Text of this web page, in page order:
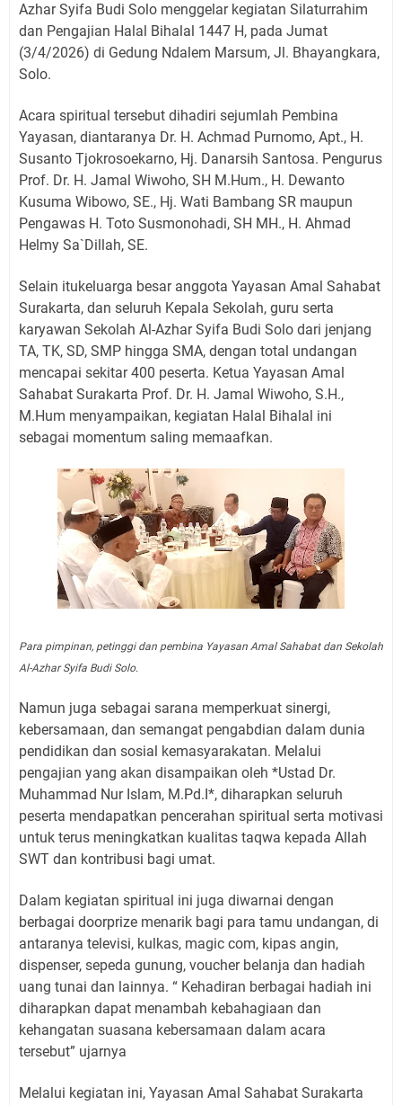
Azhar Syifa Budi Solo menggelar kegiatan Silaturrahim
dan Pengajian Halal Bihalal 1447 H, pada Jumat
(3/4/2026) di Gedung Ndalem Marsum, Jl. Bhayangkara,
Solo.
Acara spiritual tersebut dihadiri sejumlah Pembina
Yayasan, diantaranya Dr. H. Achmad Purnomo, Apt., H.
Susanto Tjokrosoekarno, Hj. Danarsih Santosa. Pengurus
Prof. Dr. H. Jamal Wiwoho, SH M.Hum., H. Dewanto
Kusuma Wibowo, SE., Hj. Wati Bambang SR maupun
Pengawas H. Toto Susmonohadi, SH MH., H. Ahmad
Helmy Sa`Dillah, SE.
Selain itukeluarga besar anggota Yayasan Amal Sahabat
Surakarta, dan seluruh Kepala Sekolah, guru serta
karyawan Sekolah Al-Azhar Syifa Budi Solo dari jenjang
TA, TK, SD, SMP hingga SMA, dengan total undangan
mencapai sekitar 400 peserta. Ketua Yayasan Amal
Sahabat Surakarta Prof. Dr. H. Jamal Wiwoho, S.H.,
M.Hum menyampaikan, kegiatan Halal Bihalal ini
sebagai momentum saling memaafkan.
Para pimpinan, petinggi dan pembina Yayasan Amal Sahabat dan Sekolah
Al-Azhar Syifa Budi Solo.
Namun juga sebagai sarana memperkuat sinergi,
kebersamaan, dan semangat pengabdian dalam dunia
pendidikan dan sosial kemasyarakatan. Melalui
pengajian yang akan disampaikan oleh *Ustad Dr.
Muhammad Nur Islam, M.Pd.I*, diharapkan seluruh
peserta mendapatkan pencerahan spiritual serta motivasi
untuk terus meningkatkan kualitas taqwa kepada Allah
SWT dan kontribusi bagi umat.
Dalam kegiatan spiritual ini juga diwarnai dengan
berbagai doorprize menarik bagi para tamu undangan, di
antaranya televisi, kulkas, magic com, kipas angin,
dispenser, sepeda gunung, voucher belanja dan hadiah
uang tunai dan lainnya. “ Kehadiran berbagai hadiah ini
diharapkan dapat menambah kebahagiaan dan
kehangatan suasana kebersamaan dalam acara
tersebut” ujarnya
Melalui kegiatan ini, Yayasan Amal Sahabat Surakarta